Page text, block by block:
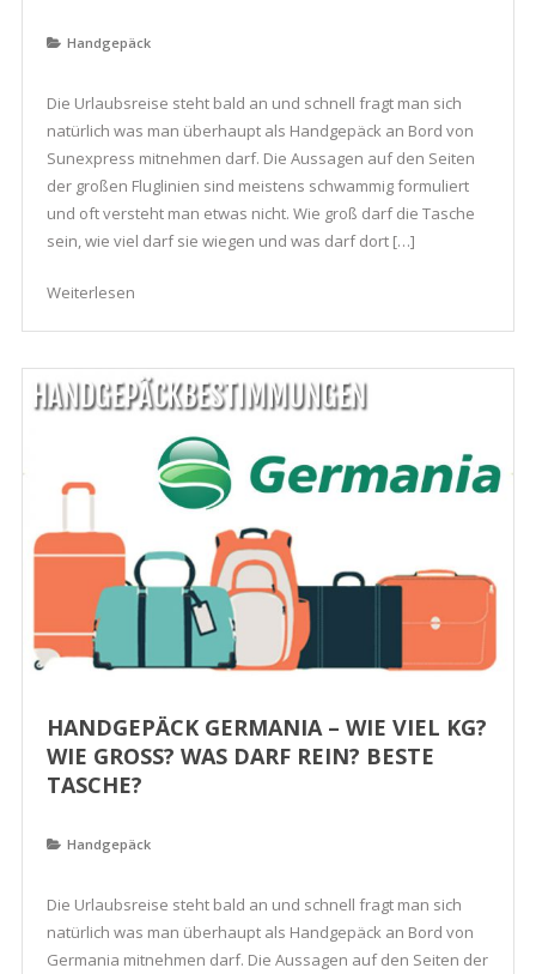
Handgepäck
Die Urlaubsreise steht bald an und schnell fragt man sich
natürlich was man überhaupt als Handgepäck an Bord von
Sunexpress mitnehmen darf. Die Aussagen auf den Seiten
der großen Fluglinien sind meistens schwammig formuliert
und oft versteht man etwas nicht. Wie groß darf die Tasche
sein, wie viel darf sie wiegen und was darf dort […]
Weiterlesen
HANDGEPÄCK GERMANIA – WIE VIEL KG?
WIE GROSS? WAS DARF REIN? BESTE T
ASCHE?
Handgepäck
Die Urlaubsreise steht bald an und schnell fragt man sich
natürlich was man überhaupt als Handgepäck an Bord von
Germania mitnehmen darf. Die Aussagen auf den Seiten der